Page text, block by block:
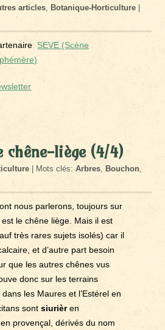
articles, Botanique-Horticulture
SEVE (Scène
chêne-liège (4/4)
| Mots clés:Arbres, Bouchon,
nous parlerons, toujours sur
le chêne liège. Mais il est
très rares sujets isolés) car il
et d’autre part besoin
que les autres chênes vus
donc sur les terrains
les Maures et l’Estérel en
sontsiurièren
provençal, dérivés du nom